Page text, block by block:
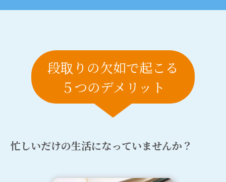
段取りの欠如で起こる
５つのデメリット
忙しいだけの生活になっていませんか？